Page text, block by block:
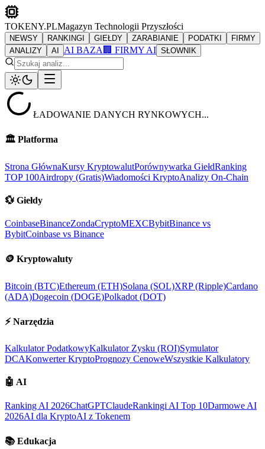
TOKENY.PLMagazyn Technologii Przyszłości
NEWSY RANKINGI GIEŁDY ZARABIANIE PODATKI
FIRMY
ANALIZY
AI AI BAZA 🏢 FIRMY AI SŁOWNIK
ŁADOWANIE DANYCH RYNKOWYCH...
🏛️ Platforma
Strona GłównaKursy KryptowalutPorównywarka GiełdRanking
TOP 100Airdropy (Gratis)Wiadomości KryptoAnalizy On-Chain
💱 Giełdy
CoinbaseBinanceZondaCryptoMEXCBybitBinance vs
BybitCoinbase vs Binance
🪙 Kryptowaluty
Bitcoin (BTC)Ethereum (ETH)Solana (SOL)XRP (Ripple)Cardano
(ADA)Dogecoin (DOGE)Polkadot (DOT)
⚡ Narzędzia
Kalkulator PodatkowyKalkulator Zysku (ROI)Symulator
DCAKonwerter KryptoPrognozy CenoweWszystkie Kalkulatory
🤖 AI
Ranking AI 2026ChatGPTClaudeRankingi AI Top 10Darmowe AI
2026AI dla KryptoAI z Tokenem
📚 Edukacja